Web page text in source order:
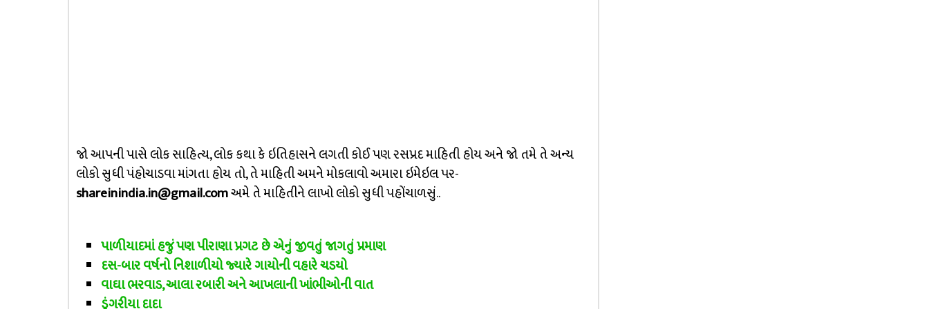
જો આપની પાસે લોક સાહિત્ય, લોક કથા કે ઇતિહાસને લગતી કોઈ પણ રસપ્રદ માહિતી હોય અને જો તમે તે અન્ય
લોકો સુધી પંહોચાડવા માંગતા હોય તો, તે માહિતી અમને મોકલાવો અમારા ઇમેઇલ પર-
shareinindia.in@gmail.comઅમે તે માહિતીને લાખો લોકો સુધી પહોંચાળસું..
પાળીયાદમાં હજું પણ પીરાણા પ્રગટ છે એનું જીવતું જાગતું પ્રમાણ
દસ-બાર વર્ષનો નિશાળીયો જ્યારે ગાયોની વહારે ચડયો
વાઘા ભરવાડ, આલા રબારી અને આખલાની ખાંભીઓની વાત
ડુંગરીયા દાદા